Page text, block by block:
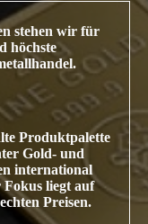
stehen wir für
höchste
Produktpalette
Gold- und
international
liegt auf
Preisen.